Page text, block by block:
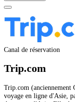
Canal de réservation
Trip.com
Trip.com (anciennement
voyage en ligne d'Asie,